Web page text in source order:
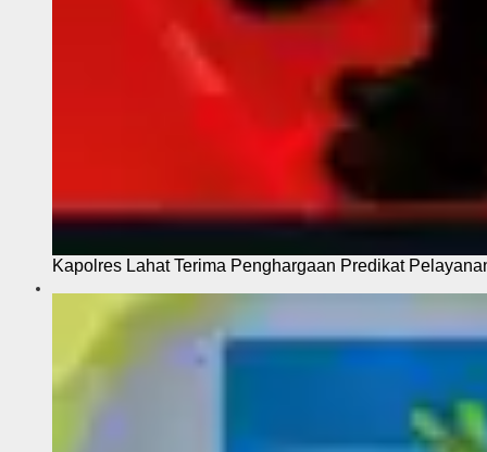
Kapolres Lahat Terima Penghargaan Predikat